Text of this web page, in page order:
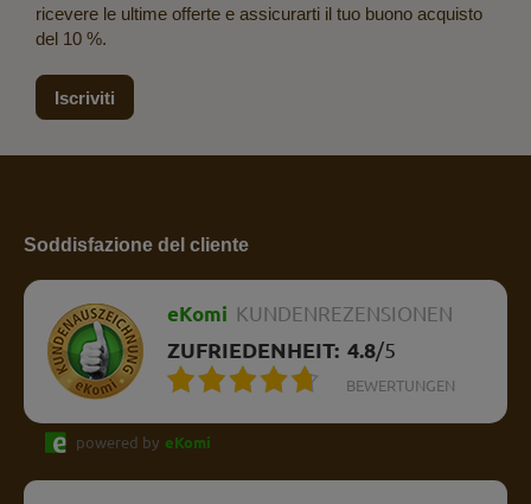
ricevere le ultime offerte e assicurarti il tuo buono acquisto
del 10 %.
Iscriviti
Soddisfazione del cliente
eKomi KUNDENREZENSIONEN
ZUFRIEDENHEIT: 4.8/5
BEWERTUNGEN
powered by eKomi